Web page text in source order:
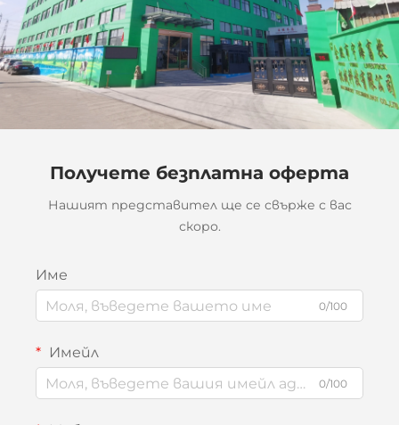
Получете безплатна оферта
Нашият представител ще се свърже с вас
скоро.
Име
0/100
Имейл
0/100